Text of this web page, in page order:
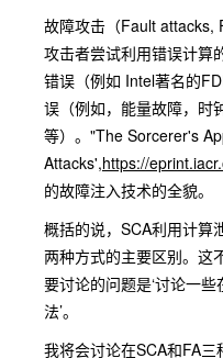
故障攻击（Fault attacks,
攻击者尝试利用错误计算
错误（例如 Intel著名的
误（例如，能量故障，时
等）。"The Sorcerer's
Attacks',https://
的故障注入技术的全貌。
概括的说，SCA利用计算
两种方式的主要区别。这
要讨论的问题是‘讨论一
法’。
我将会讨论在SCA和FA三